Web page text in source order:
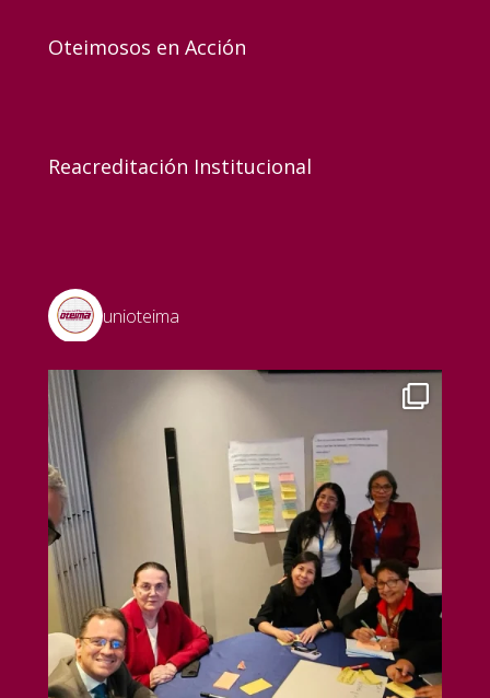
Oteimosos en Acción
Reacreditación Institucional
unioteima